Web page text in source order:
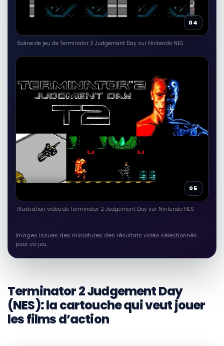
04
Scène de jeu de Terminator 2 Judgement Day sur Nintendo NES
05
Illustration vidéo de Terminator 2 Judgement Day sur Nintendo NES
Images issues des miniatures des résultats vidéo sélectionnés
pour ce jeu.
Terminator 2 Judgement Day
(NES): la cartouche qui veut jouer
les films d’action